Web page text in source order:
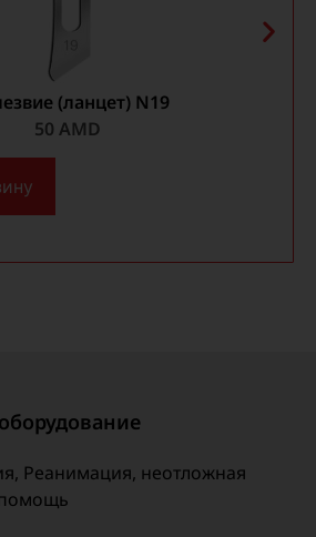
(ланцет) N19
50 AMD
Реанимация, неотложная